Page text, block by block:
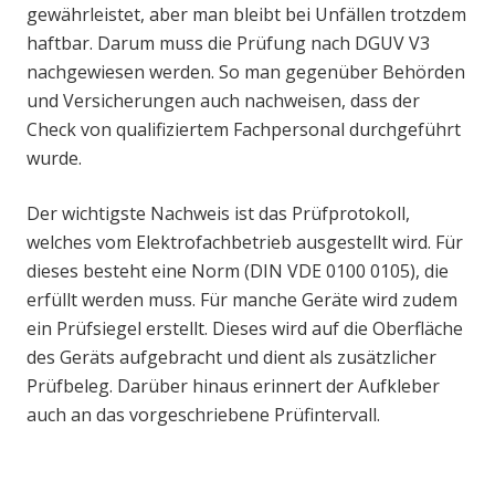
gewährleistet, aber man bleibt bei Unfällen trotzdem
haftbar. Darum muss die Prüfung nach DGUV V3
nachgewiesen werden. So man gegenüber Behörden
und Versicherungen auch nachweisen, dass der
Check von qualifiziertem Fachpersonal durchgeführt
wurde.
Der wichtigste Nachweis ist das Prüfprotokoll,
welches vom Elektrofachbetrieb ausgestellt wird. Für
dieses besteht eine Norm (DIN VDE 0100 0105), die
erfüllt werden muss. Für manche Geräte wird zudem
ein Prüfsiegel erstellt. Dieses wird auf die Oberfläche
des Geräts aufgebracht und dient als zusätzlicher
Prüfbeleg. Darüber hinaus erinnert der Aufkleber
auch an das vorgeschriebene Prüfintervall.